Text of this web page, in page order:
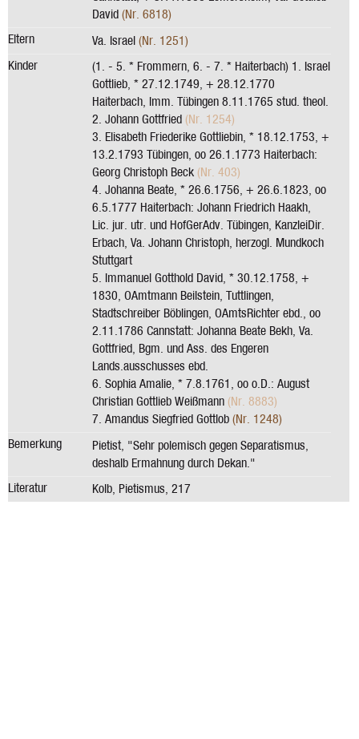
David(Nr. 6818)
Eltern
Va. Israel(Nr. 1251)
Kinder
(1. - 5. * Frommern, 6. - 7. * Haiterbach) 1. Israel
Gottlieb, * 27.12.1749, + 28.12.1770
Haiterbach, Imm. Tübingen 8.11.1765 stud. theol.
2. Johann Gottfried (Nr. 1254)
3. Elisabeth Friederike Gottliebin, * 18.12.1753, +
13.2.1793 Tübingen, oo 26.1.1773 Haiterbach:
Georg Christoph Beck (Nr. 403)
4. Johanna Beate, * 26.6.1756, + 26.6.1823, oo
6.5.1777 Haiterbach: Johann Friedrich Haakh,
Lic. jur. utr. und HofGerAdv. Tübingen, KanzleiDir.
Erbach, Va. Johann Christoph, herzogl. Mundkoch
Stuttgart
5. Immanuel Gotthold David, * 30.12.1758, +
1830, OAmtmann Beilstein, Tuttlingen,
Stadtschreiber Böblingen, OAmtsRichter ebd., oo
2.11.1786 Cannstatt: Johanna Beate Bekh, Va.
Gottfried, Bgm. und Ass. des Engeren
Lands.ausschusses ebd.
6. Sophia Amalie, * 7.8.1761, oo o.D.: August
Christian Gottlieb Weißmann (Nr. 8883)
7. Amandus Siegfried Gottlob(Nr. 1248)
Bemerkung
Pietist, "Sehr polemisch gegen Separatismus,
deshalb Ermahnung durch Dekan."
Literatur
Kolb, Pietismus, 217